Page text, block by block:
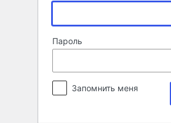
Пароль
Запомнить меня